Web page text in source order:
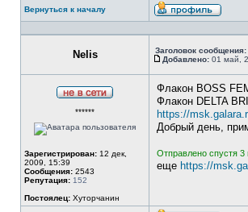
Вернуться к началу
Nelis Заголовок сообщения:
Сообщение
Добавлено: 01 май,
******
Зарегистрирован: 12 дек,
2009, 15:39
Сообщения: 2543
Репутация: 152
Постоялец: Хуторчанин
Флакон BOSS
Флакон DELTA
https://
Добрый день,
Отправлено спустя 3
еще https://